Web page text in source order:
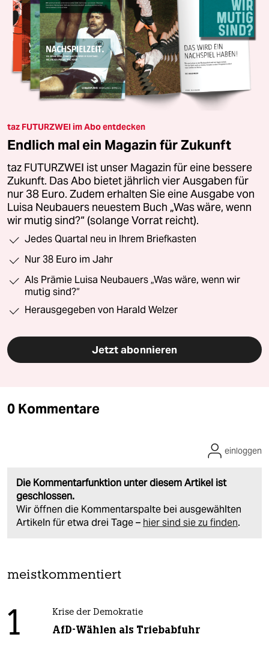
taz FUTURZWEI im Abo entdecken
Endlich mal ein Magazin für Zukunft
taz FUTURZWEI ist unser Magazin für eine bessere
Zukunft. Das Abo bietet jährlich vier Ausgaben für
nur 38 Euro. Zudem erhalten Sie eine Ausgabe von
Luisa Neubauers neuestem Buch „Was wäre, wenn
wir mutig sind?“ (solange Vorrat reicht).
Jedes Quartal neu in Ihrem Briefkasten
Nur 38 Euro im Jahr
Als Prämie Luisa Neubauers „Was wäre, wenn wir
mutig sind?“
Herausgegeben von Harald Welzer
Jetzt abonnieren
0 Kommentare
Die Kommentarfunktion unter diesem Artikel ist
geschlossen.
Wir öffnen die Kommentarspalte bei ausgewählten
Artikeln für etwa drei Tage – hier sind sie zu finden.
einloggen
meistkommentiert
1 Krise der Demokratie
AfD-Wählen als Triebabfuhr